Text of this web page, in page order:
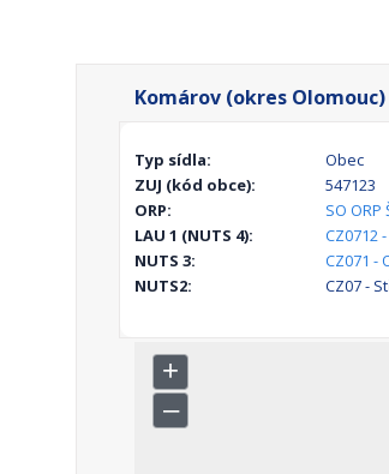
Komárov (okres Olomouc)
Typ sídla:
Obec
ZUJ (kód obce):
547123
ORP:
SO
LAU 1 (NUTS 4):
CZ0712
NUTS 3:
CZ071 -
NUTS2:
CZ07 -